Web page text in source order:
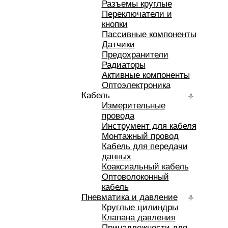
Разъемы круглые
Переключатели и
кнопки
Пассивные компоненты
Датчики
Предохранители
Радиаторы
Активные компоненты
Оптоэлектроника
Кабель
Измерительные
провода
Инструмент для кабеля
Монтажный провод
Кабель для передачи
данных
Коаксиальный кабель
Оптоволоконный
кабель
Пневматика и давление
Круглые цилиндры
Клапана давления